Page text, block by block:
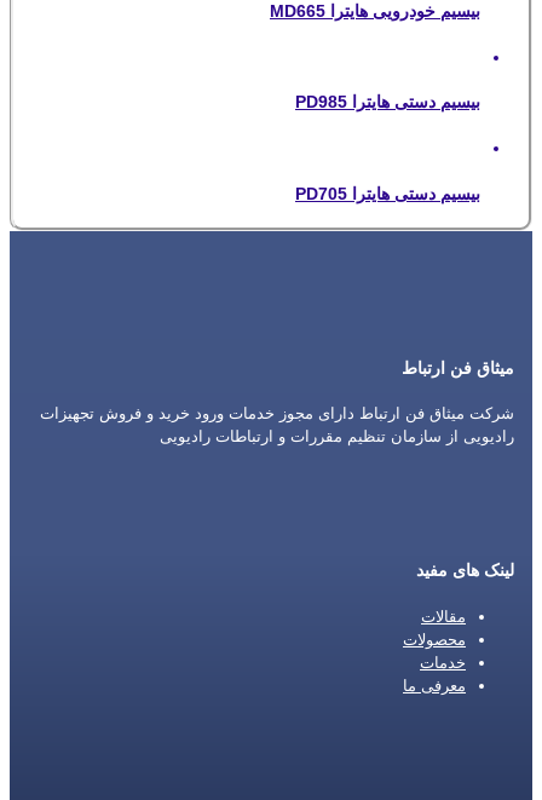
بیسیم خودرویی هایترا MD665
بیسیم دستی هایترا PD985
بیسیم دستی هایترا PD705
میثاق فن ارتباط
شرکت میثاق فن ارتباط دارای مجوز خدمات ورود خرید و فروش تجهیزات
رادیویی از سازمان تنظیم مقررات و ارتباطات رادیویی
لینک های مفید
مقالات
محصولات
خدمات
معرفی ما